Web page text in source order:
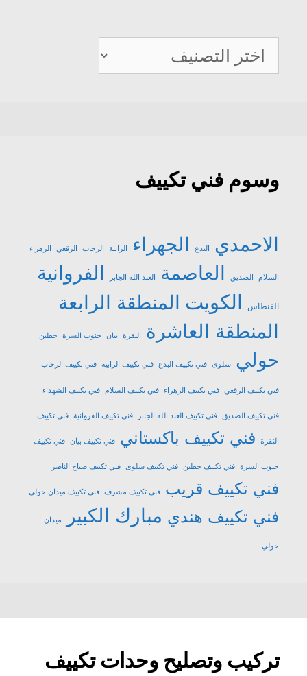
صيانة
تكييف
وسوم فني تكييف
الاحمدي البدع الجهراء الرابية الرحاب الرقعي الزهراء
السلام الصديق العاصمة العبد الله الجابر الفروانية
الفنطاس الكويت المنطقة الرابعة
المنطقة العاشرة
النقرة بيان جنوب السرة حطين
حولي سلوى فني تكييف البدع فني تكييف الرابية فني تكييف الرحاب
فني تكييف الرقعي فني تكييف الزهراء فني تكييف السلام فني تكييف الشهداء
فني تكييف الصديق فني تكييف العبد الله الجابر فني تكييف الفروانية فني تكييف
النقرة فني تكييف باكستاني فني تكييف بيان فني تكييف
جنوب السرة فني تكييف حطين فني تكييف سلوى فني تكييف صباح الناصر
فني تكييف قريب فني تكييف مشرف فني تكييف ميدان حولي
فني تكييف هندي مبارك الكبير ميدان
حولي
تركيب وتصليح وحدات تكييف